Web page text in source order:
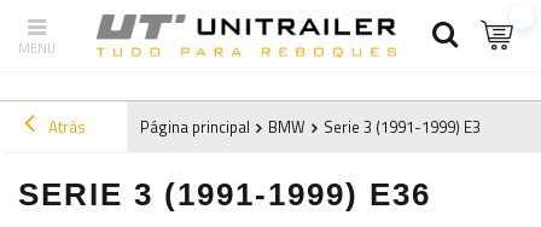
Atrás Página principal BMW Serie 3 (1991-1999) E36
SERIE 3 (1991-1999) E36